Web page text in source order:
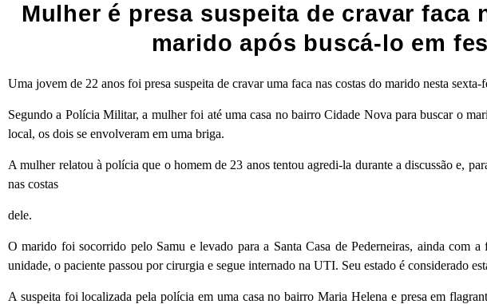
Mulher é presa suspeita de cravar faca
marido após buscá-lo em
Uma jovem de 22 anos foi presa suspeita de cravar uma faca nas costas do marido nesta
Segundo a Polícia Militar, a mulher foi até uma casa no bairro Cidade Nova para buscar o
local, os dois se envolveram em uma briga.
A mulher relatou à polícia que o homem de 23 anos tentou agredi-la durante a discussão e,
nas costas
dele.
O marido foi socorrido pelo Samu e levado para a Santa Casa de Pederneiras, ainda com a
unidade, o paciente passou por cirurgia e segue internado na UTI. Seu estado é considerado
A suspeita foi localizada pela polícia em uma casa no bairro Maria Helena e presa em